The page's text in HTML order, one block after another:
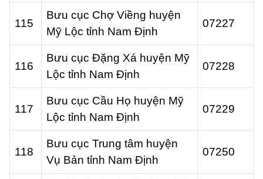
115
Bưu cục Chợ Viềng huyện
Mỹ Lộc tỉnh Nam Định
07227
116
Bưu cục Đặng Xá huyện Mỹ
Lộc tỉnh Nam Định
07228
117
Bưu cục Cầu Họ huyện Mỹ
Lộc tỉnh Nam Định
07229
118
Bưu cục Trung tâm huyện
Vụ Bản tỉnh Nam Định
07250